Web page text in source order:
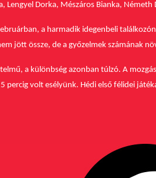
Dorka, Mészáros Bianka,
a harmadik idegenbeli
jött össze, de a győzelmek számának
a különbség azonban túlzó. A
percig volt esélyünk. Hédi első félidei